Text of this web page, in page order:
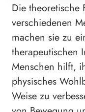
Die
verschiedenen
machen sie zu
therapeutischen
Menschen hilft,
physisches
Weise zu